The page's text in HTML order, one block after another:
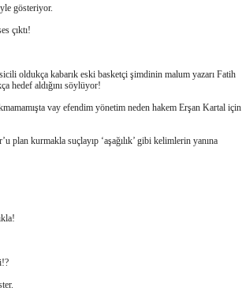
gösteriyor.
çıktı!
oldukça kabarık eski basketçi şimdinin malum yazarı Fatih
hedef aldığını söylüyor!
vay efendim yönetim neden hakem Erşan Kartal için
kurmakla suçlayıp ‘aşağılık’ gibi kelimlerin yanına